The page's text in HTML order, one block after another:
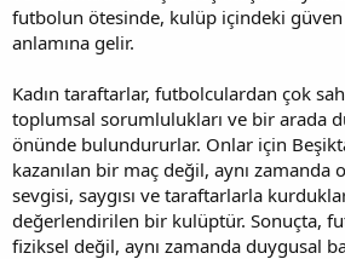
futbolun ötesinde, kulüp içindeki güven
anlamına gelir.
Kadın taraftarlar, futbolculardan çok
toplumsal sorumlulukları ve bir arada
önünde bulundururlar. Onlar için
kazanılan bir maç değil, aynı zamanda
sevgisi, saygısı ve taraftarlarla
değerlendirilen bir kulüptür. Sonuçta,
fiziksel değil, aynı zamanda duygusal